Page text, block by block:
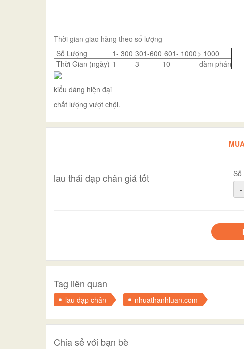
Thời gian giao hàng theo số lượng
Số Lượng
1- 300 301-600 601- 1000> 1000
Thời Gian (ngày) 1 3 10 đàm phán
kiểu dáng hiện đại
chất lượng vượt chội.
lau thái đạp chân giá tốt
Số
-
Tag liên quan
lau đạp chân nhuathanhluan.com
Chia sẻ với bạn bè